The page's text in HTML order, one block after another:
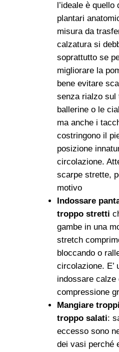
l’ideale è quello
plantari
misura da
calzatura si
soprattutto se
migliorare la
bene evitare
senza rialzo sul
ballerine o le
ma anche i
costringono il
posizione
circolazione.
scarpe strette,
motivo
Indossare
troppo stretti
gambe in una
stretch
bloccando o
circolazione. E’
indossare calze
compressione
Mangiare
troppo salati:
eccesso sono
dei vasi perché